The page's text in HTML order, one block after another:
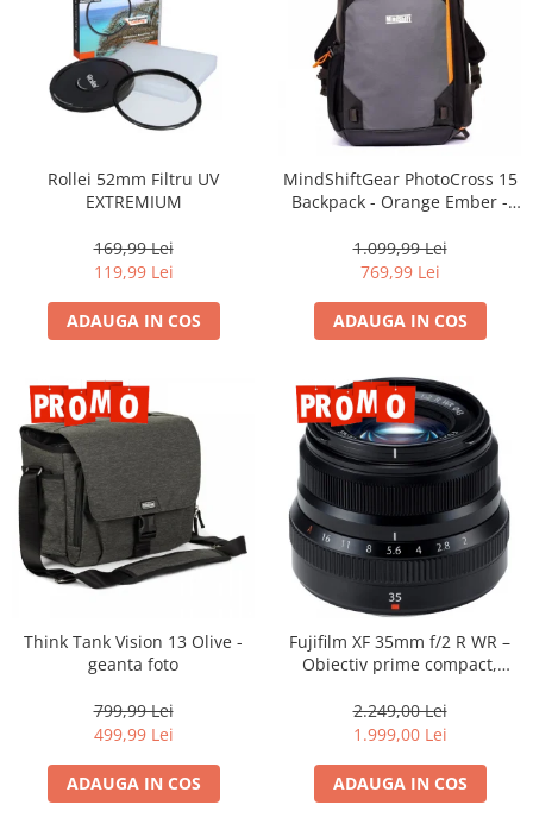
Rollei 52mm Filtru UV
EXTREMIUM
169,99 Lei
119,99 Lei
ADAUGA IN COS
MindShiftGear PhotoCross 15
Backpack - Orange Ember -
1.099,99 Lei
769,99 Lei
ADAUGA IN COS
Think Tank Vision 13 Olive -
geanta foto
799,99 Lei
499,99 Lei
ADAUGA IN COS
Fujifilm XF 35mm f/2 R WR –
Obiectiv prime compact,
intemperii pentru fotografie
de zi cu zi
2.249,00 Lei
1.999,00 Lei
ADAUGA IN COS